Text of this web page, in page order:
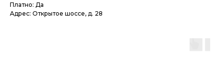
Платно: Да
Адрес: Открытое шоссе, д. 28